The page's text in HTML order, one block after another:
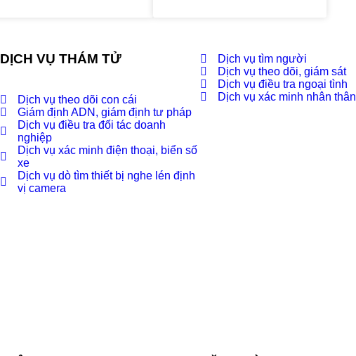
DỊCH VỤ THÁM TỬ
Dịch vụ theo dõi con cái
Giám định ADN, giám định tư pháp
Dịch vụ điều tra đối tác doanh
nghiệp
Dịch vụ xác minh điện thoại, biển số
xe
Dịch vụ dò tìm thiết bị nghe lén định
vị camera
Dịch vụ tìm người
Dịch vụ theo dõi, giám sát
Dịch vụ điều tra ngoại tình
Dịch vụ xác minh nhân thân